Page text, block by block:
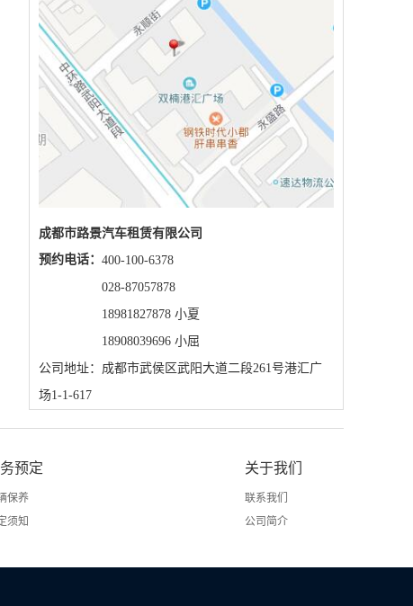
成都市路景汽车租赁有限公司
预约电话： 400-100-6378
028-87057878
18981827878 小夏
18908039696 小屈
公司地址：成都市武侯区武阳大道二段261号港汇广
场1-1-617
预定
保养
须知
关于我们
联系我们
公司简介